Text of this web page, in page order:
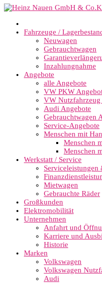
Fahrzeuge /
Neuwagen
Gebrauchtwagen
Inzahlungnahme
Angebote
alle Angebote
VW PKW
VW Nutzfahrzeug
Audi Angebote
Gebrauchtwagen
Service-Angebote
Menschen mit
Menschen
Menschen
Werkstatt / Service
Serviceleistungen
Mietwagen
Gebrauchte Räder
Großkunden
Elektromobilität
Unternehmen
Anfahrt und
Karriere und
Historie
Marken
Volkswagen
Volkswagen
Audi